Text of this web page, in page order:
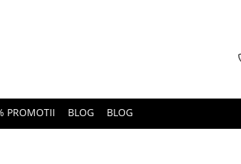
PROMOTII BLOG BLOG